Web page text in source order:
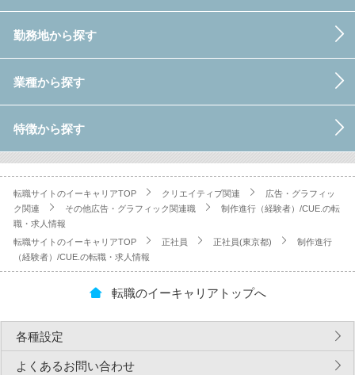
勤務地から探す
業種から探す
特徴から探す
転職サイトのイーキャリアTOP クリエイティブ関連
広告・グラフィッ
ク関連
その他広告・グラフィック関連職
制作進行（経験者）/CUE.の転
職・求人情報
転職サイトのイーキャリアTOP
正社員 正社員(東京都)
制作進行
（経験者）/CUE.の転職・求人情報
転職のイーキャリアトップへ
各種設定
よくあるお問い合わせ